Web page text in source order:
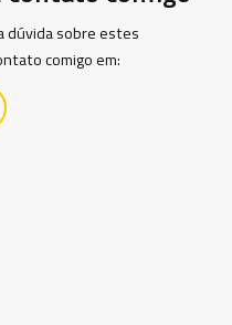
dúvida sobre estes
comigo em: